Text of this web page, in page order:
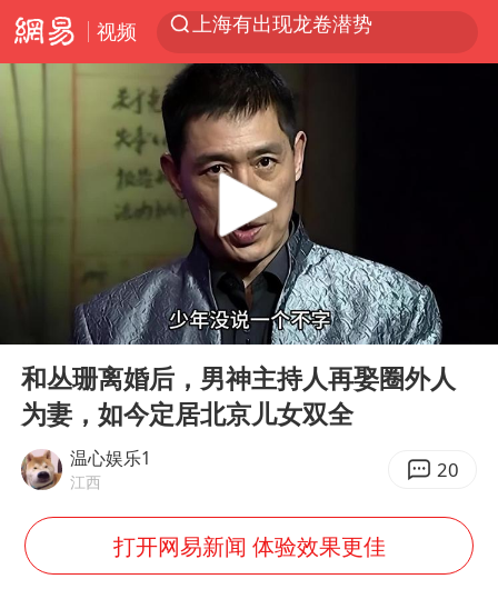
视频
王传君 《披荆斩棘》
2025年小学教师减少13.19万
王艺迪无缘横滨赛决赛
泰国：高度重视中国游客旅游体验
《龙餐馆》 冲奖
Play
00:00 06:02
和丛珊离婚后，男神主持人再娶圈外人
为妻，如今定居北京儿女双全
温心娱乐1
江西 20
打开网易新闻 体验效果更佳